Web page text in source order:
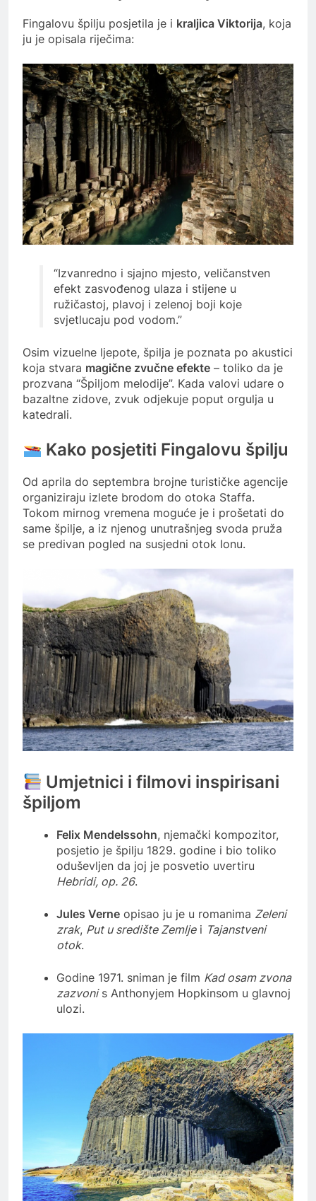
Fingalovu špilju posjetila je i kraljica Viktorija, koja
ju je opisala riječima:
“Izvanredno i sjajno mjesto, veličanstven
efekt zasvođenog ulaza i stijene u
ružičastoj, plavoj i zelenoj boji koje
svjetlucaju pod vodom.”
Osim vizuelne ljepote, špilja je poznata po akustici
koja stvara magične zvučne efekte – toliko da je
prozvana “Špiljom melodije”. Kada valovi udare o
bazaltne zidove, zvuk odjekuje poput orgulja u
katedrali.
Kako posjetiti Fingalovu špilju
Od aprila do septembra brojne turističke agencije
organiziraju izlete brodom do otoka Staffa.
Tokom mirnog vremena moguće je i prošetati do
same špilje, a iz njenog unutrašnjeg svoda pruža
se predivan pogled na susjedni otok Ionu.
Umjetnici i filmovi inspirisani
špiljom
Felix Mendelssohn, njemački kompozitor,
posjetio je špilju 1829. godine i bio toliko
oduševljen da joj je posvetio uvertiru
Hebridi, op. 26.
Jules Verne opisao ju je u romanima Zeleni
zrak, Put u središte Zemljei Tajanstveni
otok.
Godine 1971. sniman je film Kad osam zvona
zazvonis Anthonyjem Hopkinsom u glavnoj
ulozi.